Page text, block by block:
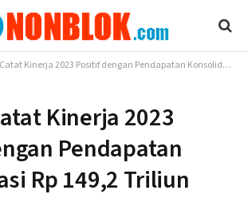
Kinerja 2023 Positif dengan Pendapatan Konsolidasi Rp 149,2 Triliun
Kinerja 2023
Pendapatan
Rp 149,2 Triliun